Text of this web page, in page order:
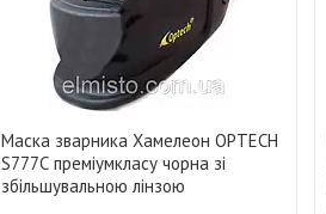
Маска зварника Хамелеон OPTECH
S777С преміумкласу чорна зі
збільшувальною лінзою